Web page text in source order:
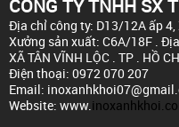
CÔNG TY TNHH SX
Địa chỉ công ty: D13/12A ấp 4,
Xưởng sản xuất: C6A/18F .
XÃ TÂN VĨNH LỘC . TP . HỒ
Điện thoại: 0972 070 207
Email:
Website: www.